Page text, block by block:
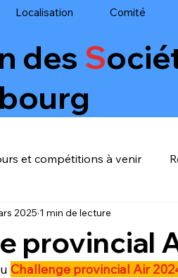
Localisation Comité
des S
et compétitions à venir
provincial
2025 1 min de lecture
Challenge provincial Air